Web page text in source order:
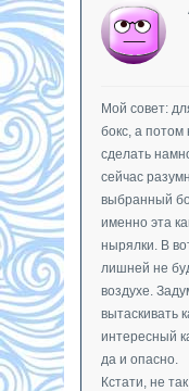
Мой совет:
бокс, а потом
сделать
сейчас
выбранный
именно эта
нырялки. В
лишней не
воздухе.
вытаскивать
интересный
да и опасно.
Кстати, не